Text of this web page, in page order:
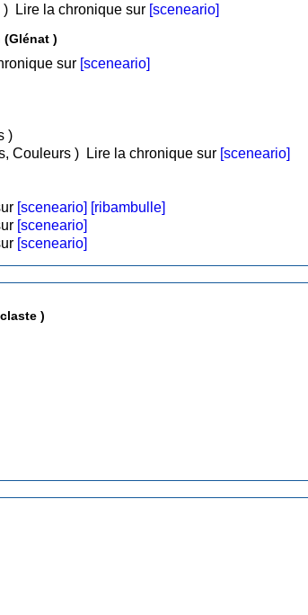
) Lire la chronique sur [sceneario]
Le Roman de Boddah - Comment j'ai tué Kurt Cobain (Glénat )
sur [sceneario]
)
/ Fév 2011 ( Dessins, Couleurs ) Lire la chronique sur [sceneario]
[sceneario] [ribambulle]
[sceneario]
[sceneario]
)